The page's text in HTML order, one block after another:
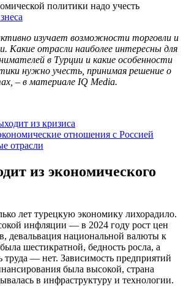
политики надо учесть
изучает возможности торговли и
Какие отрасли наиболее интересны для
в Турции и какие особенности
нужно учесть, принимая решение о
– в материале IQ Media.
из кризиса
отношения с Россией
отрасли
из экономического
лет турецкую экономику лихорадило.
инфляции — в 2024 году рост цен
девальвация национальной валюты к
шестикратной, бедность росла, а
труда — нет. Зависимость предприятий
была высокой, страна
в инфраструктуру и технологии.